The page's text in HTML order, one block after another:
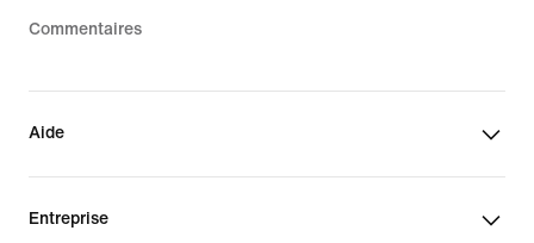
Commentaires
Aide
Entreprise